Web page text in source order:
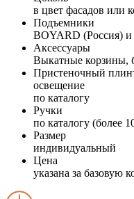
в цвет фасадов или
Подъемники
BOYARD (Россия) и
Аксессуары
Выкатные корзины,
Пристеночный
освещение
по каталогу
Ручки
по каталогу (более
Размер
индивидуальный
Цена
указана за базовую